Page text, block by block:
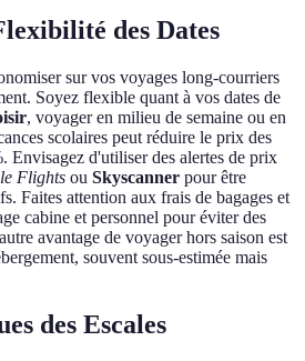
des Dates
sur vos voyages long-courriers
Soyez flexible quant à vos dates de
, voyager en milieu de semaine ou en
scolaires peut réduire le prix des
Envisagez d'utiliser des alertes de prix
Flights ou Skyscanner pour être
Faites attention aux frais de bagages et
cabine et personnel pour éviter des
avantage de voyager hors saison est
souvent sous-estimée mais
des Escales